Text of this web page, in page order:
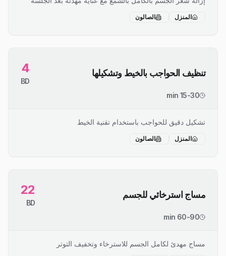
المنزل الصالون
تنظيف الحواجب بالخيط وتشكيلها 4
BD
15-30 min
تشكيل دقيق للحواجب باستخدام تقنية الخيط
المنزل الصالون
مساج استرخائي للجسم 22
BD
60-90 min
مساج مهدئ لكامل الجسم للاسترخاء وتخفيف التوتر